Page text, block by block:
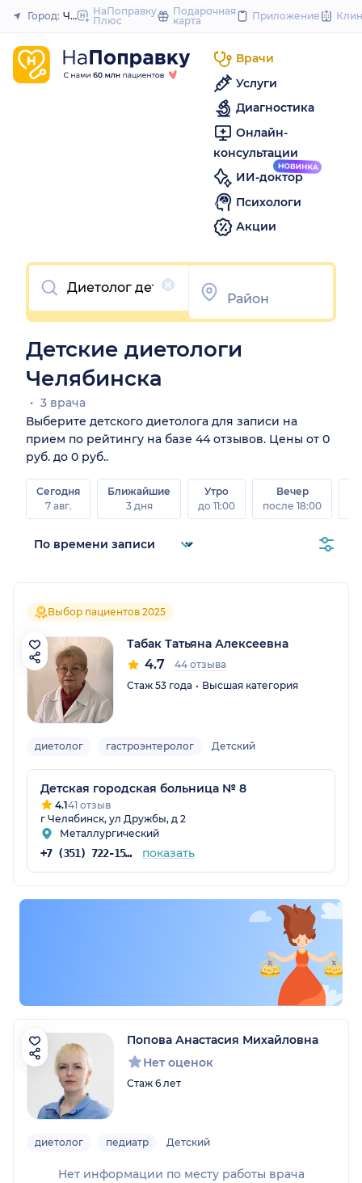
to
Закрыть
Город: ЧелябинскНаПоправку
Плюс
Подарочная
карта
Приложение
Врачи
Услуги
Диагностика
Онлайн-
консультации
ИИ-доктор
Психологи
Акции
Очистить
Детские диетологи
Челябинска
3 врача
Выберите детского диетолога для записи на
прием по рейтингу на базе 44 отзывов. Цены от 0
руб. до 0 руб..
Сегодня
7 авг.
Ближайшие
3 дня
Утро
до 11:00
Вечер
после 18:00
Выбор пациентов 2025
Табак Татьяна Алексеевна
4.7
44 отзыва
Стаж 53 года
Высшая категория
диетолог гастроэнтеролог Детский
Детская городская больница № 8
4.141 отзыв
г Челябинск, ул Дружбы, д 2
Металлургический
+7 (351) 722-15-70 показать
Попова Анастасия Михайловна
Нет оценок
Стаж 6 лет
диетолог педиатр Детский
Нет информации по месту работы врача